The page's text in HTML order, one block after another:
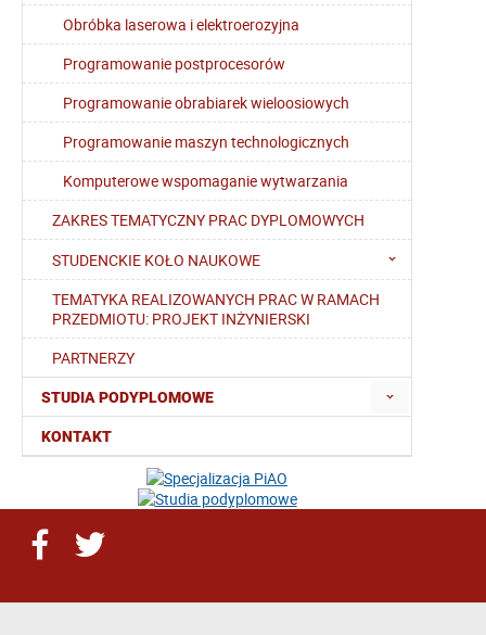
Obróbka laserowa i elektroerozyjna
Programowanie postprocesorów
Programowanie obrabiarek wieloosiowych
Programowanie maszyn technologicznych
Komputerowe wspomaganie wytwarzania
ZAKRES TEMATYCZNY PRAC DYPLOMOWYCH
STUDENCKIE KOŁO NAUKOWE
TEMATYKA REALIZOWANYCH PRAC W RAMACH
PRZEDMIOTU: PROJEKT INŻYNIERSKI
PARTNERZY
STUDIA PODYPLOMOWE
KONTAKT